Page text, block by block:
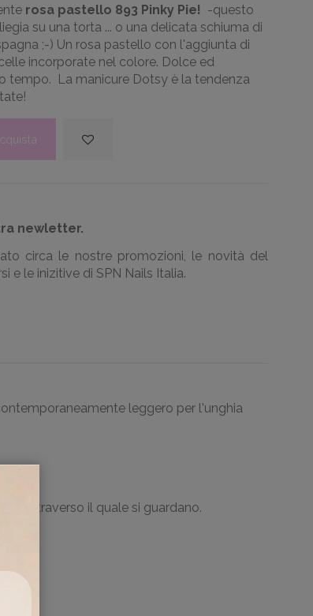
rosa pastello 893 Pinky Pie! -questo
su una torta ... o una delicata schiuma di
;-) Un rosa pastello con l'aggiunta di
incorporate nel colore. Dolce ed
tempo. La manicure Dotsy è la tendenza
newletter.
circa le nostre promozioni, le novità del
e le inizitive di SPN Nails Italia.
leggero per l'unghia
attraverso il quale si guardano.